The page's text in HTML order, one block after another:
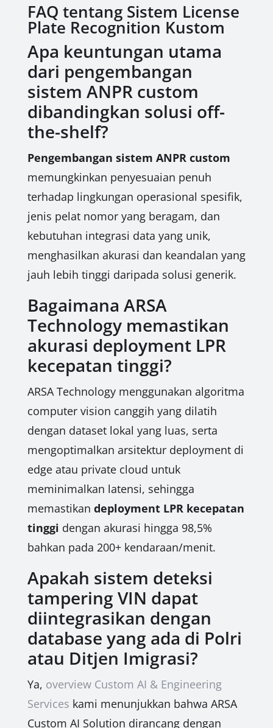
FAQ tentang Sistem License
Plate Recognition Kustom
Apa keuntungan utama
dari pengembangan
sistem ANPR custom
dibandingkan solusi off-
the-shelf?
Pengembangan sistem ANPR custom
memungkinkan penyesuaian penuh
terhadap lingkungan operasional spesifik,
jenis pelat nomor yang beragam, dan
kebutuhan integrasi data yang unik,
menghasilkan akurasi dan keandalan yang
jauh lebih tinggi daripada solusi generik.
Bagaimana ARSA
Technology memastikan
akurasi deployment LPR
kecepatan tinggi?
ARSA Technology menggunakan algoritma
computer vision canggih yang dilatih
dengan dataset lokal yang luas, serta
mengoptimalkan arsitektur deployment di
edge atau private cloud untuk
meminimalkan latensi, sehingga
memastikan deployment LPR kecepatan
tinggi dengan akurasi hingga 98,5%
bahkan pada 200+ kendaraan/menit.
Apakah sistem deteksi
tampering VIN dapat
diintegrasikan dengan
database yang ada di Polri
atau Ditjen Imigrasi?
Ya, overview Custom AI & Engineering
Services kami menunjukkan bahwa ARSA
Custom AI Solution dirancang dengan